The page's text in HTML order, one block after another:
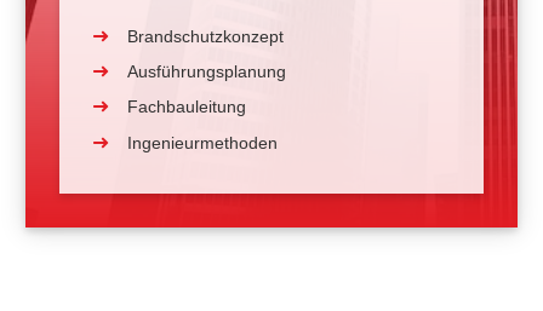
Brandschutzkonzept
Ausführungsplanung
Fachbauleitung
Ingenieurmethoden